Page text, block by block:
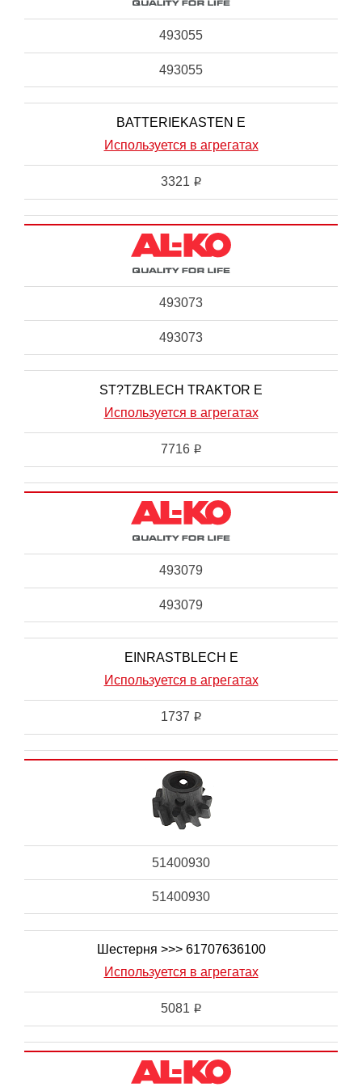
493055
493055
BATTERIEKASTEN E
Используется в агрегатах
3321 i
493073
493073
ST?TZBLECH TRAKTOR E
Используется в агрегатах
7716 i
493079
493079
EINRASTBLECH E
Используется в агрегатах
1737 i
51400930
51400930
Шестерня >>> 61707636100
Используется в агрегатах
5081 i